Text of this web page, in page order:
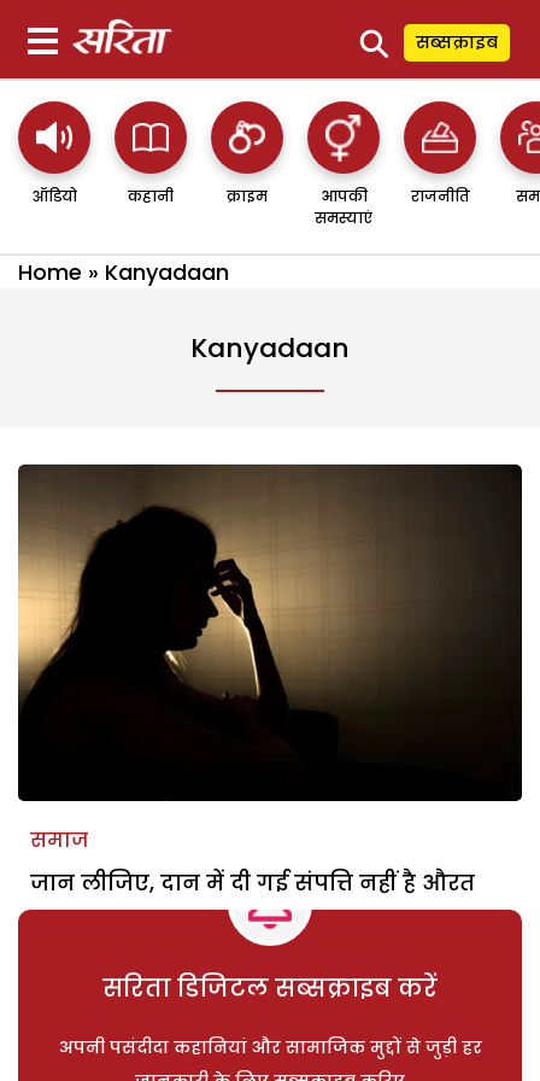
⚲ सब्सक्राइब
ऑडियो कहानी क्राइम
आपकी
समस्याएं
राजनीति
Home » Kanyadaan
Kanyadaan
समाज
जान लीजिए, दान में दी गई संपत्ति नहीं है औरत
सरिता डिजिटल सब्सक्राइब करें
अपनी पसंदीदा कहानियां और सामाजिक मुद्दों से जुड़ी हर